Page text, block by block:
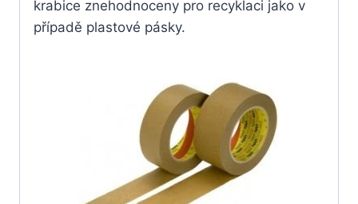
krabice znehodnoceny pro recyklaci jako v
případě plastové pásky.